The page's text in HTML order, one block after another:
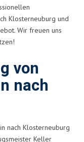
Klosterneuburg und
Wir freuen uns
von
nach
nach Klosterneuburg
Keller